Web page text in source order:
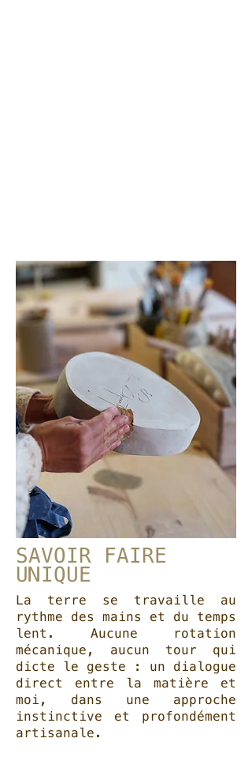
SAVOIR FAIRE
UNIQUE
La terre se travaille au
rythme des mains et du temps
lent. Aucune rotation
mécanique, aucun tour qui
dicte le geste : un dialogue
direct entre la matière et
moi, dans une approche
instinctive et profondément
artisanale.